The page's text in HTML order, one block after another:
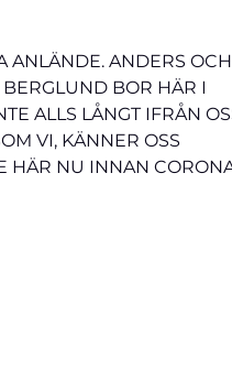
ANLÄNDE. ANDERS OCH
BOR HÄR I
ALLS LÅNGT IFRÅN
VI, KÄNNER OSS
HÄR NU INNAN